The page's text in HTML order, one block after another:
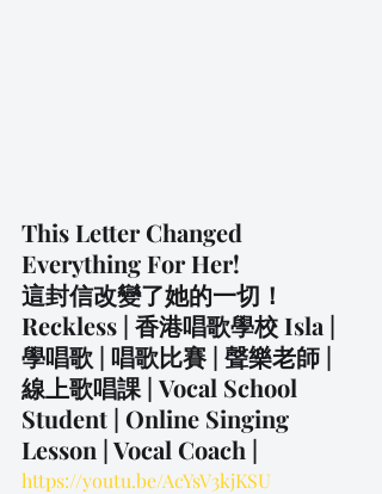
This Letter Changed
Everything For Her!
這封信改變了她的一切！
Reckless | 香港唱歌學校 Isla |
學唱歌 | 唱歌比賽 | 聲樂老師 |
線上歌唱課 | Vocal School
Student | Online Singing
Lesson | Vocal Coach |
https://youtu.be/AcYsV3kjKSU